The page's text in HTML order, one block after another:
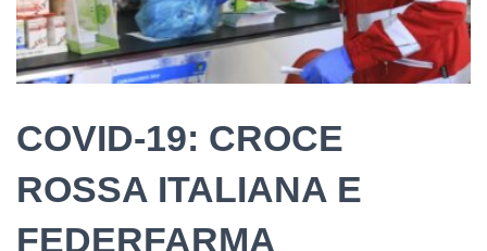
COVID-19: CROCE
ROSSA ITALIANA E
FEDERFARMA